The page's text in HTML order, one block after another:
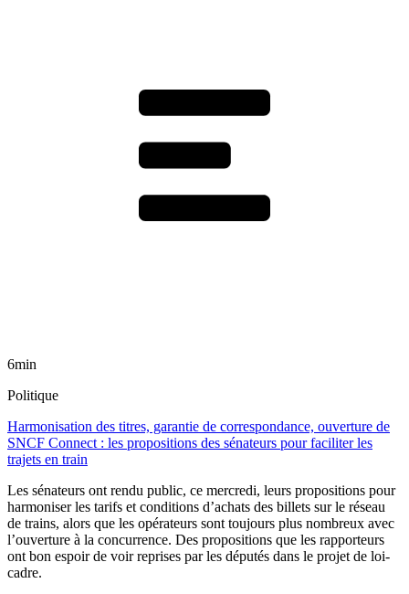
6min
Politique
Harmonisation des titres, garantie de correspondance, ouverture de
SNCF Connect : les propositions des sénateurs pour faciliter les
trajets en train
Les sénateurs ont rendu public, ce mercredi, leurs propositions pour
harmoniser les tarifs et conditions d’achats des billets sur le réseau
de trains, alors que les opérateurs sont toujours plus nombreux avec
l’ouverture à la concurrence. Des propositions que les rapporteurs
ont bon espoir de voir reprises par les députés dans le projet de loi-
cadre.